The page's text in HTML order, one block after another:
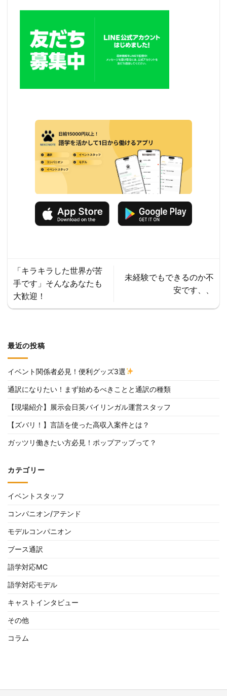
「キラキラした世界が苦
手です」そんなあなたも
大歓迎！
未経験でもできるのか不
安です、、
最近の投稿
イベント関係者必見！便利グッズ3選
通訳になりたい！まず始めるべきことと通訳の種類
【現場紹介】展示会日英バイリンガル運営スタッフ
【ズバリ！】言語を使った高収入案件とは？
ガッツリ働きたい方必見！ポップアップって？
カテゴリー
イベントスタッフ
コンパニオン/アテンド
モデルコンパニオン
ブース通訳
語学対応MC
語学対応モデル
キャストインタビュー
その他
コラム